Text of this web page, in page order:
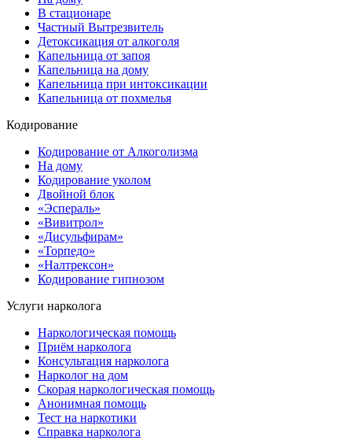
В стационаре
Частный Вытрезвитель
Детоксикация от алкоголя
Капельница от запоя
Капельница на дому
Капельница при интоксикации
Капельница от похмелья
Кодирование
Кодирование от Алкоголизма
На дому
Кодирование уколом
Двойной блок
«Эспераль»
«Вивитрол»
«Дисульфирам»
«Торпедо»
«Налтрексон»
Кодирование гипнозом
Услуги нарколога
Наркологическая помощь
Приём нарколога
Консультация нарколога
Нарколог на дом
Скорая наркологическая помощь
Анонимная помощь
Тест на наркотики
Справка нарколога